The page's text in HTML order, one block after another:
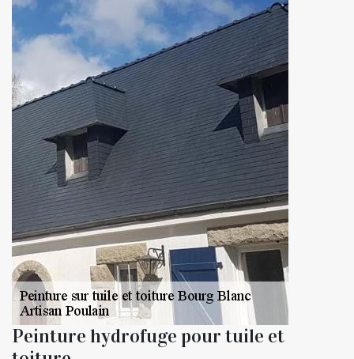
Peinture hydrofuge pour tuile et